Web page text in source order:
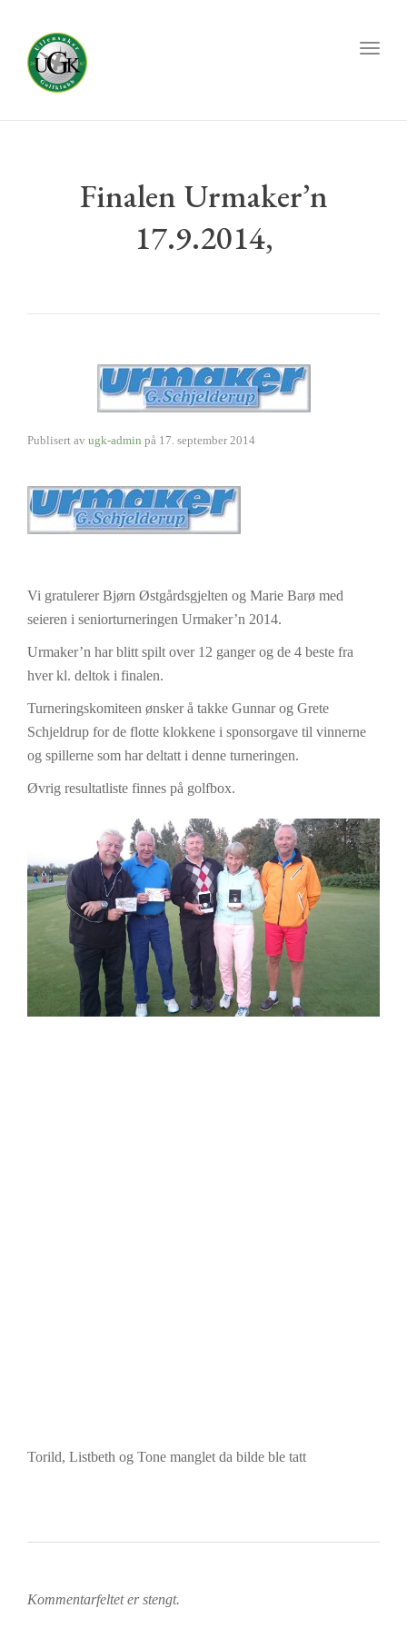
Finalen Urmaker’n
17.9.2014,
Publisert av ugk-admin på 17. september 2014
Vi gratulerer Bjørn Østgårdsgjelten og Marie Barø med
seieren i seniorturneringen Urmaker’n 2014.
Urmaker’n har blitt spilt over 12 ganger og de 4 beste fra
hver kl. deltok i finalen.
Turneringskomiteen ønsker å takke Gunnar og Grete
Schjeldrup for de flotte klokkene i sponsorgave til vinnerne
og spillerne som har deltatt i denne turneringen.
Øvrig resultatliste finnes på golfbox.
Torild, Listbeth og Tone manglet da bilde ble tatt
Kommentarfeltet er stengt.